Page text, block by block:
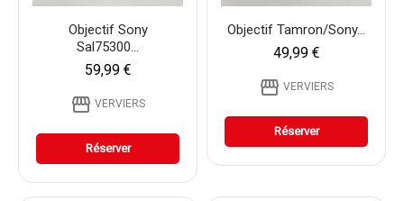
Objectif Sony
Sal75300...
59,99 €
storefront VERVIERS
Réserver
Objectif Tamron/sony...
49,99 €
storefront VERVIERS
Réserver